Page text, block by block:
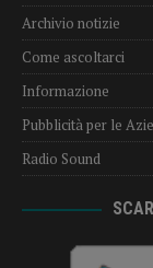
Archivio notizie
Come ascoltarci
Informazione
Pubblicità per le
Radio Sound